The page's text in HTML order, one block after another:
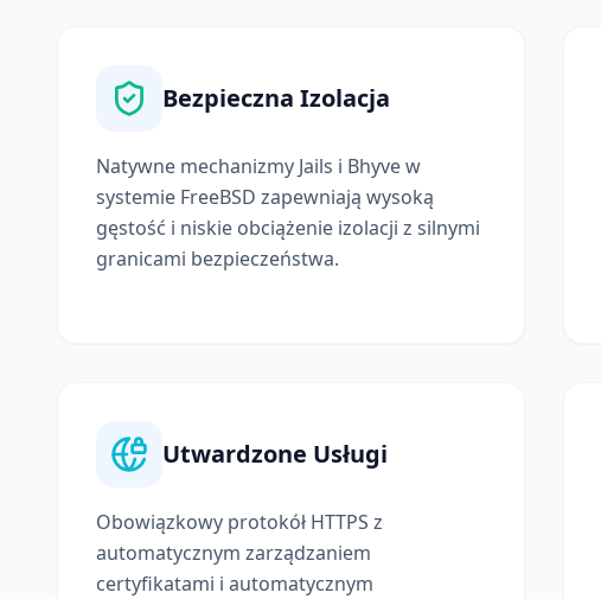
Bezpieczna Izolacja
Natywne mechanizmy Jails i Bhyve w
systemie FreeBSD zapewniają wysoką
gęstość i niskie obciążenie izolacji z silnymi
granicami bezpieczeństwa.
Utwardzone Usługi
Obowiązkowy protokół HTTPS z
automatycznym zarządzaniem
certyfikatami i automatycznym